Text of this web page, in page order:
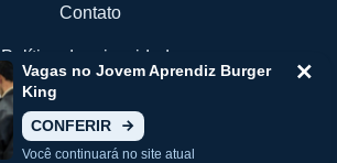
Vagas no Jovem Aprendiz Burger
King
CONFERIR
Você continuará no site atual
Contato
Política de privacidade
Termos de Uso